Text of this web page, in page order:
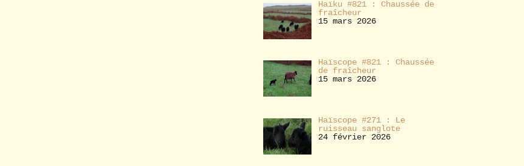
Haïku #821 : Chaussée de
fraîcheur
15 mars 2026
Haïscope #821 : Chaussée
de fraîcheur
15 mars 2026
Haïscope #271 : Le
ruisseau sanglote
24 février 2026